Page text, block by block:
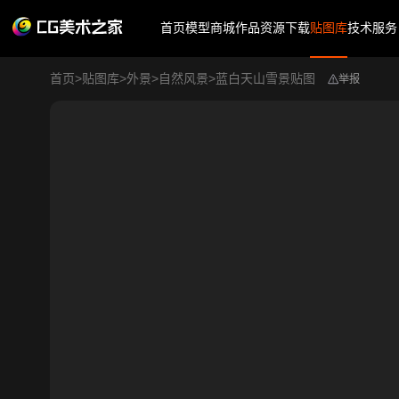
首页模型商城作品资源下载贴图库技术服务
首页>贴图库>外景>自然风景>蓝白天山雪景贴图 举报